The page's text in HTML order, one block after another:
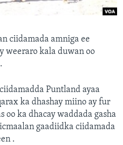
ciidamada amniga ee
weeraro kala duwan oo
Puntland ayaa
ka dhashay miino ay fur
oo ka dhacay waddada gasha
gaadiidka ciidamada
.